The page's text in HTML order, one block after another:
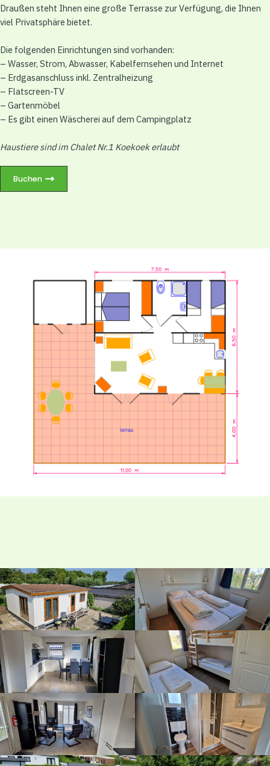
Draußen steht Ihnen eine große Terrasse zur Verfügung, die Ihnen
viel Privatsphäre bietet.
Die folgenden Einrichtungen sind vorhanden:
– Wasser, Strom, Abwasser, Kabelfernsehen und Internet
– Erdgasanschluss inkl. Zentralheizung
– Flatscreen-TV
– Gartenmöbel
– Es gibt einen Wäscherei auf dem Campingplatz
Haustiere sind im Chalet Nr.1 Koekoek erlaubt
Buchen